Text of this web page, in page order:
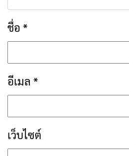
ชื่อ *
อีเมล *
เว็บไซต์